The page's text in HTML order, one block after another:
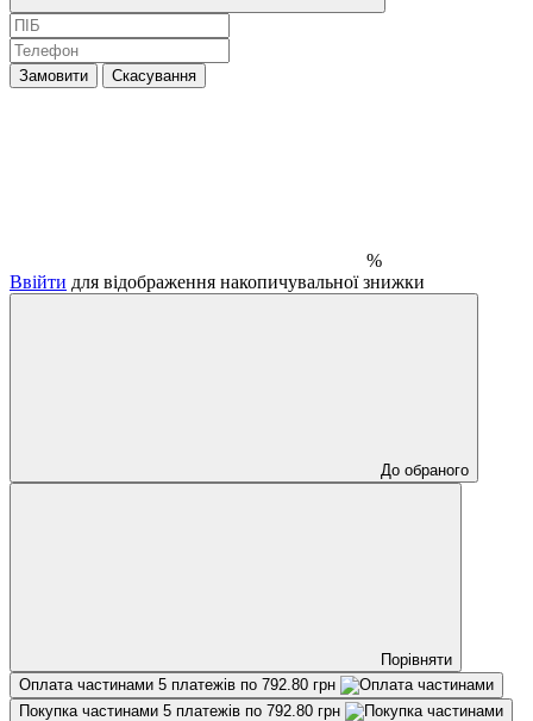
Замовити Скасування
%
Ввійти для відображення накопичувальної знижки
До обраного
Порівняти
Оплата частинами 5 платежів по 792.80 грн
Покупка частинами 5 платежів по 792.80 грн